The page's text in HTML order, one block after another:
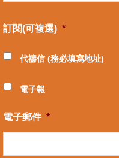
訂閱(可複選) *
代禱信 (務必填寫地址)
電子報
電子郵件 *